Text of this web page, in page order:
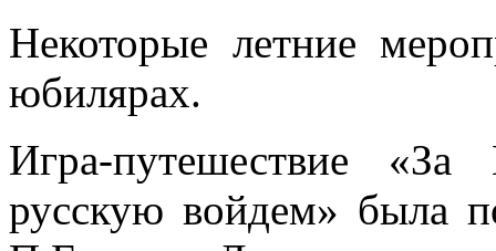
Некоторые летние
юбилярах.
Игра-путешествие «За
русскую войдем» была